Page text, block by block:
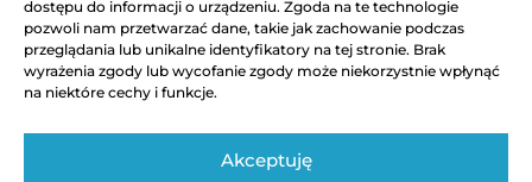
dostępu do informacji o urządzeniu. Zgoda na te technologie
pozwoli nam przetwarzać dane, takie jak zachowanie podczas
przeglądania lub unikalne identyfikatory na tej stronie. Brak
wyrażenia zgody lub wycofanie zgody może niekorzystnie wpłynąć
na niektóre cechy i funkcje.
Akceptuję